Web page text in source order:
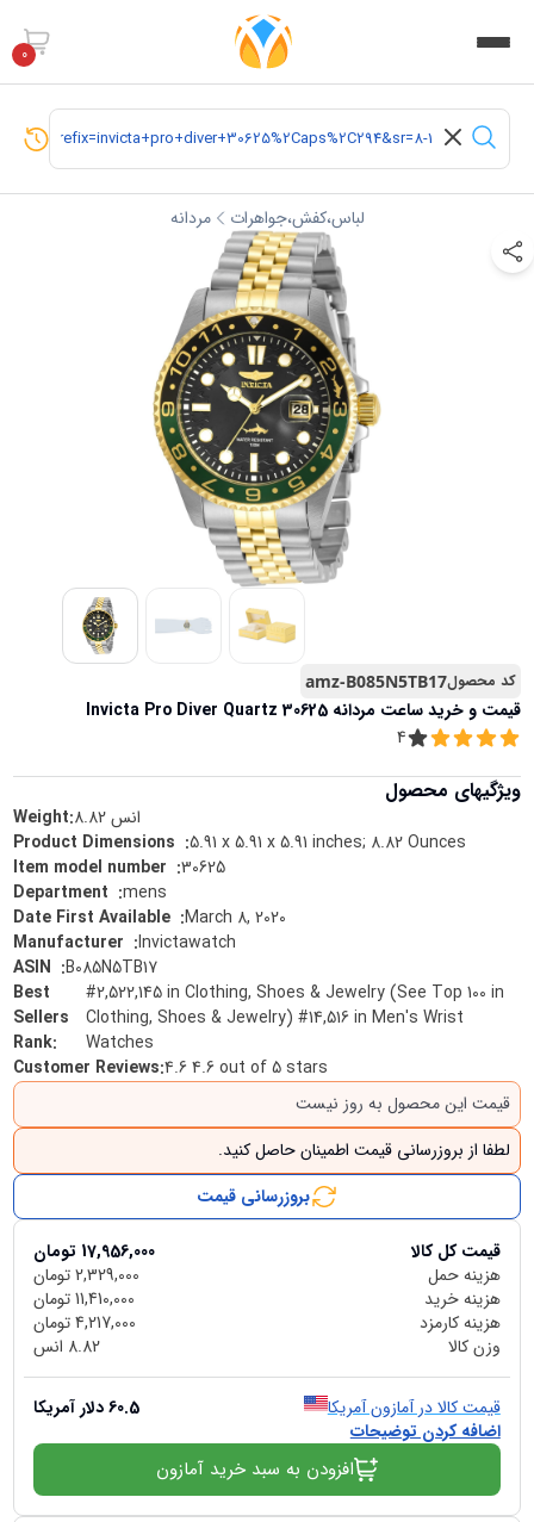
0
لباس،کفش،جواهرات مردانه
کد محصولamz-B085N5TB17
قیمت و خریدساعت مردانه Invicta Pro Diver Quartz 30625
4
ویژگیهای محصول
Weight:8.82انس
:5.91 x 5.91 x 5.91 inches; 8.82 Ounces
:30625
:mens
:March 8, 2020
:Invictawatch
:B085N5TB17
Best
Sellers
Rank:
#2,522,145 in Clothing, Shoes & Jewelry (See Top 100 in
Clothing, Shoes & Jewelry) #14,516 in Men's Wrist
Watches
Customer Reviews:4.6 4.6 out of 5 stars
قیمت این محصول به روز نیست
لطفا از بروزرسانی قیمت اطمینان حاصل کنید.
بروزرسانی قیمت
قیمت کل کالا 17,956,000 تومان
هزینه حمل
2,329,000تومان
هزینه خرید
11,410,000تومان
هزینه کارمزد
4,217,000تومان
وزن کالا
8.82 انس
قیمت کالا در آمازون آمریکا 60.5دلار آمریکا
اضافه کردن توضیحات
افزودن به سبد خرید آمازون